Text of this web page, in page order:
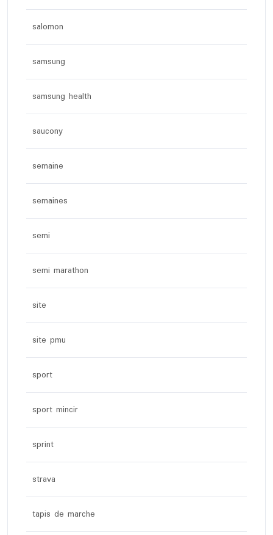
salomon
samsung
samsung health
saucony
semaine
semaines
semi
semi marathon
site
site pmu
sport
sport mincir
sprint
strava
tapis de marche